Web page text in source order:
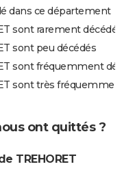
dans ce département
sont rarement décédés
sont peu décédés
sont fréquemment
sont très
ont quittés ?
TREHORET